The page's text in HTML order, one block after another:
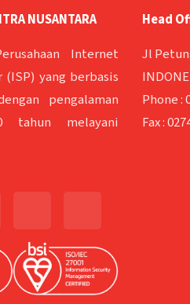
NUSANTARA
Internet
yang berbasis
pengalaman
melayani
Head
Jl
Phone :
Fax :